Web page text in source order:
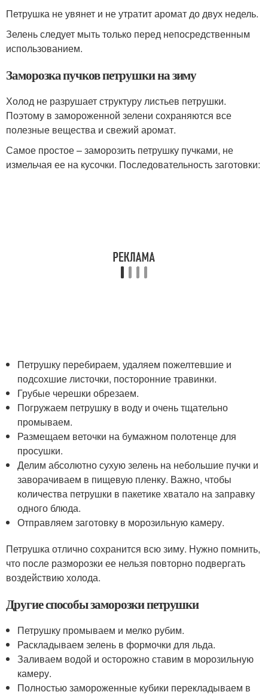
Петрушка не увянет и не утратит аромат до двух недель.
Зелень следует мыть только перед непосредственным
использованием.
Заморозка пучков петрушки на зиму
Холод не разрушает структуру листьев петрушки.
Поэтому в замороженной зелени сохраняются все
полезные вещества и свежий аромат.
Самое простое – заморозить петрушку пучками, не
измельчая ее на кусочки. Последовательность заготовки:
Петрушку перебираем, удаляем пожелтевшие и
подсохшие листочки, посторонние травинки.
Грубые черешки обрезаем.
Погружаем петрушку в воду и очень тщательно
промываем.
Размещаем веточки на бумажном полотенце для
просушки.
Делим абсолютно сухую зелень на небольшие пучки и
заворачиваем в пищевую пленку. Важно, чтобы
количества петрушки в пакетике хватало на заправку
одного блюда.
Отправляем заготовку в морозильную камеру.
Петрушка отлично сохранится всю зиму. Нужно помнить,
что после разморозки ее нельзя повторно подвергать
воздействию холода.
Другие способы заморозки петрушки
Петрушку промываем и мелко рубим.
Раскладываем зелень в формочки для льда.
Заливаем водой и осторожно ставим в морозильную
камеру.
Полностью замороженные кубики перекладываем в